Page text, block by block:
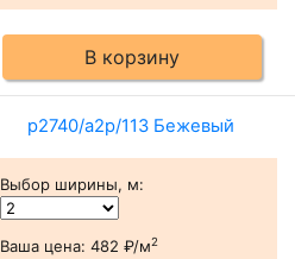
В корзину
p2740/a2p/113 Бежевый
Выбор ширины, м:
Ваша цена: 482 ₽/м2